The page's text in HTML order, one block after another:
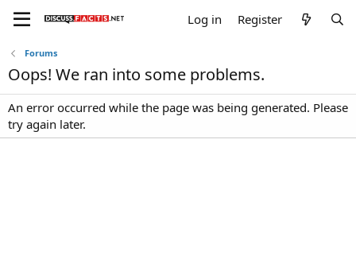
Log in Register
Forums
Oops! We ran into some problems.
An error occurred while the page was being generated. Please
try again later.